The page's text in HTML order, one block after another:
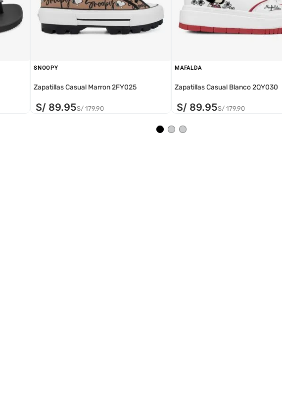
SNOOPY
Zapatillas Casual Marron 2FY025
S/ 89.95S/ 179.90
MAFALDA
Zapatillas Casual Blanco 2QY030
S/ 89.95S/ 179.90